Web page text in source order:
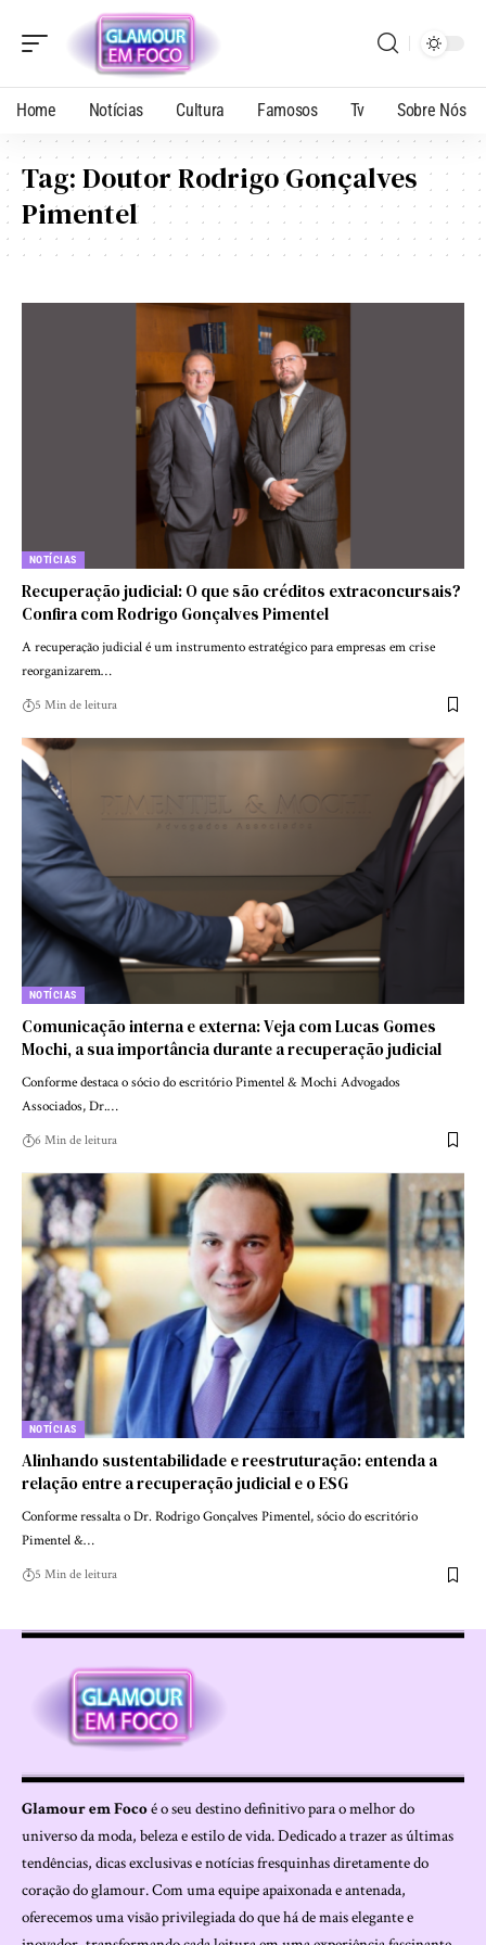
Home Notícias Cultura Famosos Tv Sobre Nós
Tag:Doutor Rodrigo Gonçalves
Pimentel
NOTÍCIAS
Recuperação judicial: O que são créditos extraconcursais?
Confira com Rodrigo Gonçalves Pimentel
A recuperação judicial é um instrumento estratégico para empresas em crise
reorganizarem…
5 Min de leitura
NOTÍCIAS
Comunicação interna e externa: Veja com Lucas Gomes
Mochi, a sua importância durante a recuperação judicial
Conforme destaca o sócio do escritório Pimentel & Mochi Advogados
Associados, Dr.…
6 Min de leitura
NOTÍCIAS
Alinhando sustentabilidade e reestruturação: entenda a
relação entre a recuperação judicial e o ESG
Conforme ressalta o Dr. Rodrigo Gonçalves Pimentel, sócio do escritório
Pimentel &…
5 Min de leitura
Glamour em Focoé o seu destino definitivo para o melhor do
universo da moda, beleza e estilo de vida. Dedicado a trazer as últimas
tendências, dicas exclusivas e notícias fresquinhas diretamente do
coração do glamour. Com uma equipe apaixonada e antenada,
oferecemos uma visão privilegiada do que há de mais elegante e